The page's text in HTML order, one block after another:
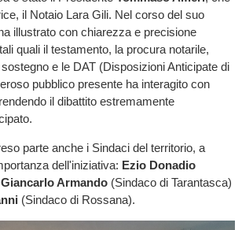
il Notaio Lara Gili. Nel corso del suo
illustrato con chiarezza e precisione
quali il testamento, la procura notarile,
e le DAT (Disposizioni Anticipate di
pubblico presente ha interagito con
il dibattito estremamente
parte anche i Sindaci del territorio, a
dell'iniziativa: Ezio Donadio
Giancarlo Armando(Sindaco di Tarantasca)
(Sindaco di Rossana).